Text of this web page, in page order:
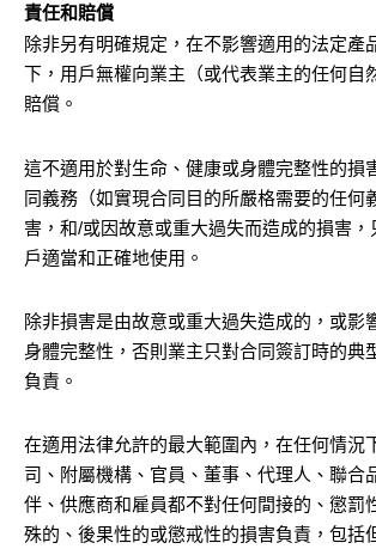
責任和賠償
除非另有明確規定，在不影響適用的法定產
下，用戶無權向業主（或代表業主的任何自
賠償。
這不適用於對生命、健康或身體完整性的損
同義務（如實現合同目的所嚴格需要的任何
害，和/或因故意或重大過失而造成的損害，
戶適當和正確地使用。
除非損害是由故意或重大過失造成的，或影
身體完整性，否則業主只對合同簽訂時的典
負責。
在適用法律允許的最大範圍內，在任何情況
司、附屬機構、官員、董事、代理人、聯合
伴、供應商和雇員都不對任何間接的、懲罰
殊的、後果性的或懲戒性的損害負責，包括